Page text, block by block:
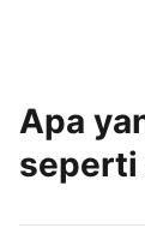
Apa
seperti